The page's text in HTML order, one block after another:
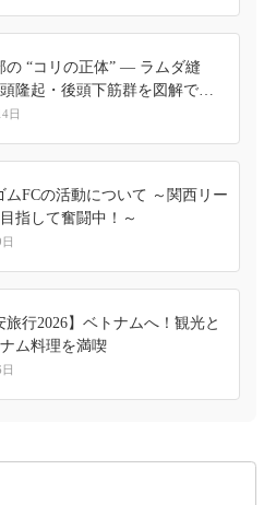
の “コリの正体” ― ラムダ縫
隆起・後頭下筋群を図解でや
日
ムFCの活動について ～関西リー
指して奮闘中！～
旅行2026】ベトナムへ！観光と
ム料理を満喫